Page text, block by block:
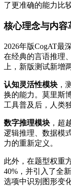
了更准确的能力比
核心理念与内容
2026年版CogAT最
在经典的言语推理
上，新版测试新增
认知灵活性模块 ，
换的能力。莫里斯
工具普及后，人类
数字推理模块 ，超
逻辑推理、数据模
力的重新定义。
此外，在题型权重
40%，并引入了全
选项中识别图形变